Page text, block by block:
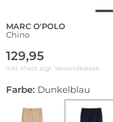
MARC O'POLO
Chino
129,95
inkl. Mwst zzgl. Versandkosten
Farbe: Dunkelblau